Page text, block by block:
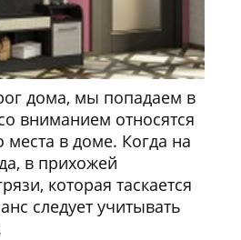
дома, мы попадаем в
вниманием относятся
места в доме. Когда на
в прихожей
которая таскается
следует учитывать